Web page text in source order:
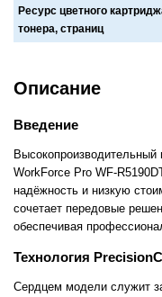
Ресурс цветного
тонера, страниц
Описание
Введение
WorkForce Pro WF-
надёжность и низкую
сочетает передовые
обеспечивая
Технология
Сердцем модели служит